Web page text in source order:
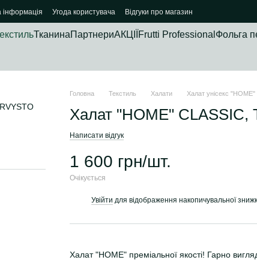
інформація Угода користувача Відгуки про магазин
ТканинаПартнериАКЦІЇ Frutti Professional Фольга
Головна Текстиль Халати Халат унісекс
Халат "HOME" CLASSIC,
Написати відгук
1 600 грн/шт.
Очікується
Увійти для відображення накопичувальної
Халат "HOME" преміальної якості! Гарно